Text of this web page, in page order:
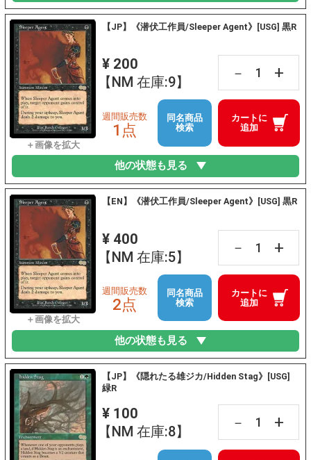
【JP】《潜伏工作員/Sleeper Agent》[USG] 黒R
¥ 200
【NM 在庫:9】
－ +
カートに
追加
週間販売数
1点
同名商品
検索
他の状態も見る
【EN】《潜伏工作員/Sleeper Agent》[USG] 黒R
¥ 400
【NM 在庫:5】
－ +
カートに
追加
週間販売数
2点
同名商品
検索
他の状態も見る
【JP】《隠れたる雄ジカ/Hidden Stag》[USG]
緑R
¥ 100
【NM 在庫:8】
－ +